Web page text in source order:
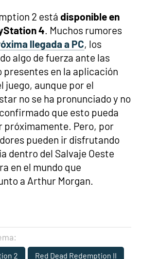
2 estádisponible en
4. Muchos rumores
llegada a PC, los
algo de fuerza ante las
presentes en la aplicación
juego, aunque por el
no se ha pronunciado y no
que esto pueda
próximamente. Pero, por
pueden ir disfrutando
dentro del Salvaje Oeste
en el mundo que
a Arthur Morgan.
2 Red Dead Redemption II